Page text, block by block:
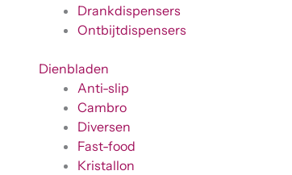
Drankdispensers
Ontbijtdispensers
Dienbladen
Anti-slip
Cambro
Diversen
Fast-food
Kristallon